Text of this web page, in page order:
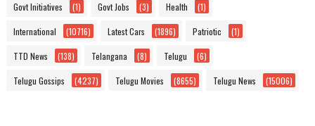
Govt Initiatives (1) Govt Jobs (3) Health (1)
International (10716) Latest Cars (1896) Patriotic (1)
TTD News (138) Telangana (8) Telugu (6)
Telugu Gossips (4237) Telugu Movies (8655) Telugu News (15006)